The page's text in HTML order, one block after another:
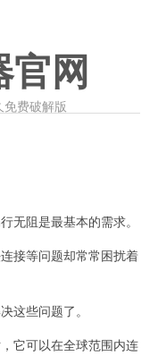
官网
费破解版
阻是最基本的需求。
接等问题却常常困扰着
些问题了。
它可以在全球范围内连